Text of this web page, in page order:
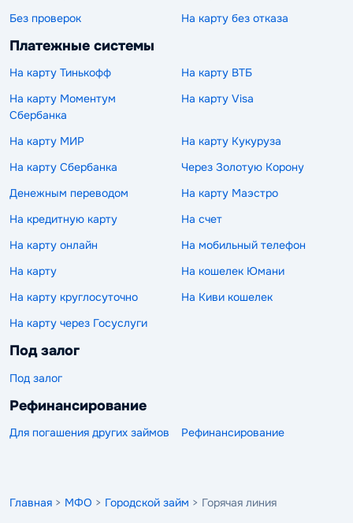
Без проверок
На карту без отказа
Платежные системы
На карту Тинькофф
На карту ВТБ
На карту Моментум
Сбербанка
На карту Visa
На карту МИР
На карту Кукуруза
На карту Сбербанка
Через Золотую Корону
Денежным переводом
На карту Маэстро
На кредитную карту
На счет
На карту онлайн
На мобильный телефон
На карту
На кошелек Юмани
На карту круглосуточно
На Киви кошелек
На карту через Госуслуги
Под залог
Под залог
Рефинансирование
Для погашения других займов Рефинансирование
Главная > МФО > Городской займ > Горячая линия